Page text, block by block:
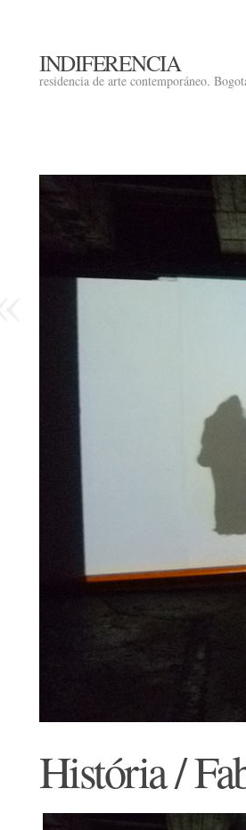
INDIFERENCIA
residencia de arte contemporáneo.
História /